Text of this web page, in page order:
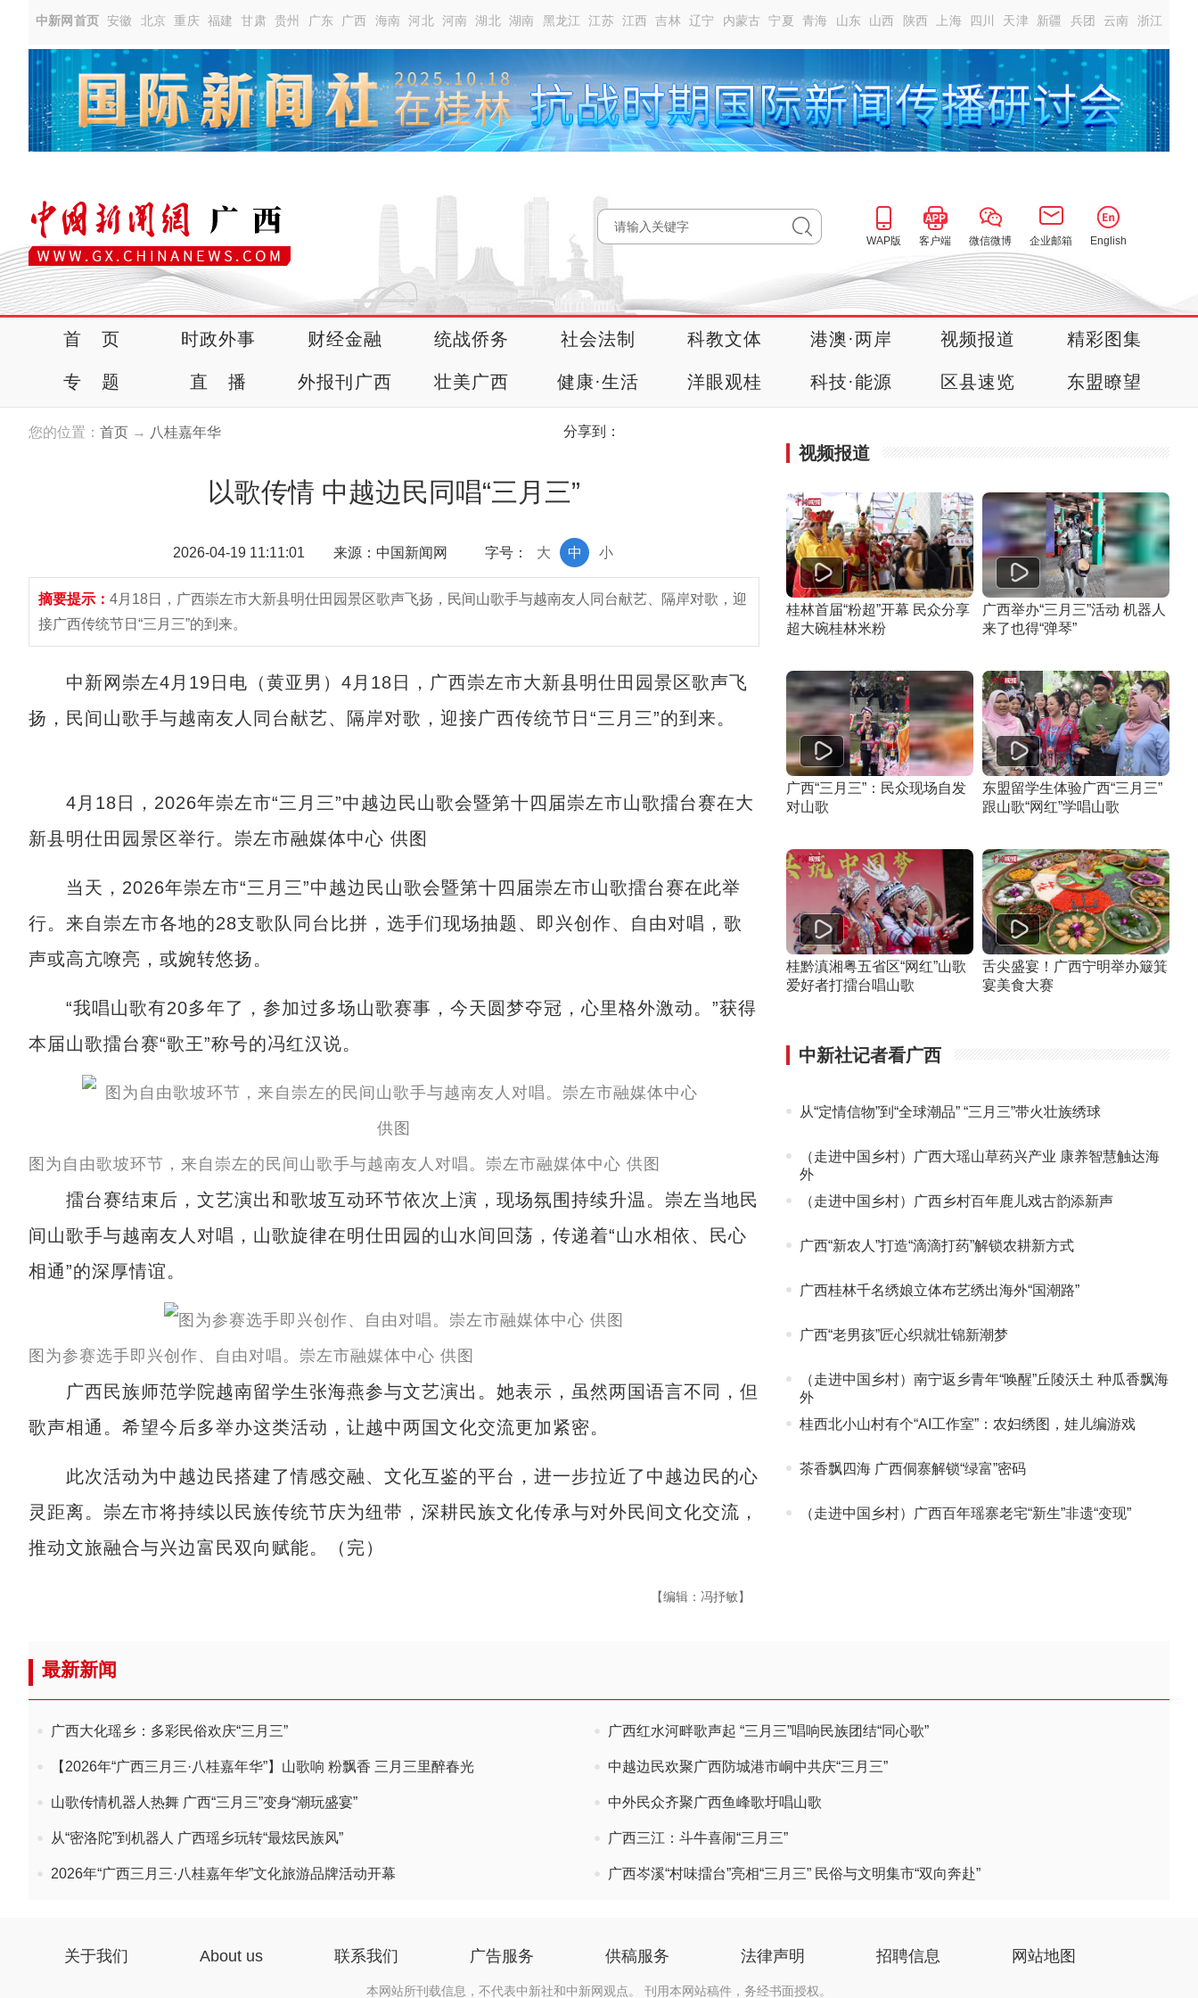
中新网首页 安徽 北京 重庆 福建 甘肃 贵州 广东 广西 海南 河北 河南 湖北 湖南 黑龙江 江苏 江西 吉林 辽宁 内蒙古 宁夏 青海 山东 山西 陕西 上海 四川 天津 新疆 兵团 云南 浙江
WAP版 客户端 微信微博 企业邮箱 English
首 页 时政外事 财经金融 统战侨务 社会法制 科教文体 港澳·两岸 视频报道 精彩图集
专 题 直 播 外报刊广西 壮美广西 健康·生活 洋眼观桂 科技·能源 区县速览 东盟瞭望
您的位置： 首页 → 八桂嘉年华 分享到：
以歌传情 中越边民同唱“三月三”
2026-04-19 11:11:01 来源：中国新闻网 字号： 小
中
大
摘要提示： 4月18日，广西崇左市大新县明仕田园景区歌声飞扬，民间山歌手与越南友人同台献艺、隔岸对歌，迎
接广西传统节日“三月三”的到来。
中新网崇左4月19日电（黄亚男）4月18日，广西崇左市大新县明仕田园景区歌声飞
扬，民间山歌手与越南友人同台献艺、隔岸对歌，迎接广西传统节日“三月三”的到来。
4月18日，2026年崇左市“三月三”中越边民山歌会暨第十四届崇左市山歌擂台赛在大
新县明仕田园景区举行。崇左市融媒体中心 供图
当天，2026年崇左市“三月三”中越边民山歌会暨第十四届崇左市山歌擂台赛在此举
行。来自崇左市各地的28支歌队同台比拼，选手们现场抽题、即兴创作、自由对唱，歌
声或高亢嘹亮，或婉转悠扬。
“我唱山歌有20多年了，参加过多场山歌赛事，今天圆梦夺冠，心里格外激动。”获得
本届山歌擂台赛“歌王”称号的冯红汉说。
图为自由歌坡环节，来自崇左的民间山歌手与越南友人对唱。崇左市融媒体中心 供图
擂台赛结束后，文艺演出和歌坡互动环节依次上演，现场氛围持续升温。崇左当地民
间山歌手与越南友人对唱，山歌旋律在明仕田园的山水间回荡，传递着“山水相依、民心
相通”的深厚情谊。
图为参赛选手即兴创作、自由对唱。崇左市融媒体中心 供图
广西民族师范学院越南留学生张海燕参与文艺演出。她表示，虽然两国语言不同，但
歌声相通。希望今后多举办这类活动，让越中两国文化交流更加紧密。
此次活动为中越边民搭建了情感交融、文化互鉴的平台，进一步拉近了中越边民的心
灵距离。崇左市将持续以民族传统节庆为纽带，深耕民族文化传承与对外民间文化交流，
推动文旅融合与兴边富民双向赋能。（完）
【编辑：冯抒敏】
视频报道
桂林首届“粉超”开幕 民众分享
超大碗桂林米粉
广西举办“三月三”活动 机器人
来了也得“弹琴”
广西“三月三”：民众现场自发
对山歌
东盟留学生体验广西“三月三”
跟山歌“网红”学唱山歌
桂黔滇湘粤五省区“网红”山歌
爱好者打擂台唱山歌
舌尖盛宴！广西宁明举办簸箕
宴美食大赛
中新社记者看广西
从“定情信物”到“全球潮品” “三月三”带火壮族绣球
（走进中国乡村）广西大瑶山草药兴产业 康养智慧触达海
外
（走进中国乡村）广西乡村百年鹿儿戏古韵添新声
广西“新农人”打造“滴滴打药”解锁农耕新方式
广西桂林千名绣娘立体布艺绣出海外“国潮路”
广西“老男孩”匠心织就壮锦新潮梦
（走进中国乡村）南宁返乡青年“唤醒”丘陵沃土 种瓜香飘海
外
桂西北小山村有个“AI工作室”：农妇绣图，娃儿编游戏
茶香飘四海 广西侗寨解锁“绿富”密码
（走进中国乡村）广西百年瑶寨老宅“新生”非遗“变现”
最新新闻
广西大化瑶乡：多彩民俗欢庆“三月三” 广西红水河畔歌声起 “三月三”唱响民族团结“同心歌”
【2026年“广西三月三·八桂嘉年华”】山歌响 粉飘香 三月三里醉春光 中越边民欢聚广西防城港市峒中共庆“三月三”
山歌传情机器人热舞 广西“三月三”变身“潮玩盛宴” 中外民众齐聚广西鱼峰歌圩唱山歌
从“密洛陀”到机器人 广西瑶乡玩转“最炫民族风” 广西三江：斗牛喜闹“三月三”
2026年“广西三月三·八桂嘉年华”文化旅游品牌活动开幕 广西岑溪“村味擂台”亮相“三月三” 民俗与文明集市“双向奔赴”
关于我们 About us 联系我们 广告服务 供稿服务 法律声明 招聘信息 网站地图
本网站所刊载信息，不代表中新社和中新网观点。 刊用本网站稿件，务经书面授权。